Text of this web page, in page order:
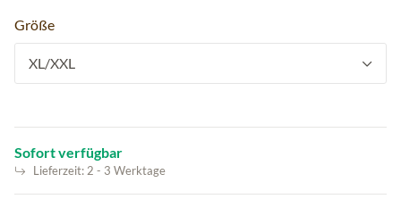
Größe
XL/XXL
Sofort verfügbar
Lieferzeit: 2 - 3 Werktage